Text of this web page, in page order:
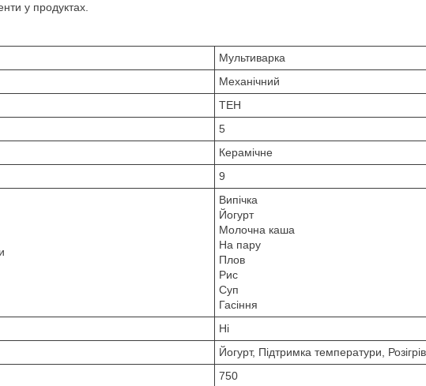
у продуктах.
Мультиварка
Механічний
ТЕН
5
Керамічне
9
Випічка
Йогурт
Молочна каша
На пару
Плов
Рис
Суп
Гасіння
Ні
Йогурт, Підтримка температури,
750